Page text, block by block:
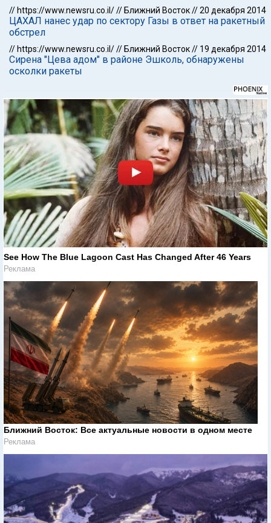
// https://www.newsru.co.il/// Ближний Восток//20 декабря 2014
ЦАХАЛ нанес удар по сектору Газы в ответ на ракетный
обстрел
// https://www.newsru.co.il/// Ближний Восток// 19 декабря 2014
Сирена "Цева адом" в районе Эшколь, обнаружены
осколки ракеты
See How The Blue Lagoon Cast Has Changed After 46 Years
Реклама
Ближний Восток: Все актуальные новости в одном месте
Реклама